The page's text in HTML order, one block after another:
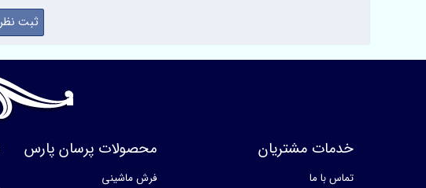
خدمات مشتریان
تماس با ما
محصولات پرسان پارس
فرش ماشینی